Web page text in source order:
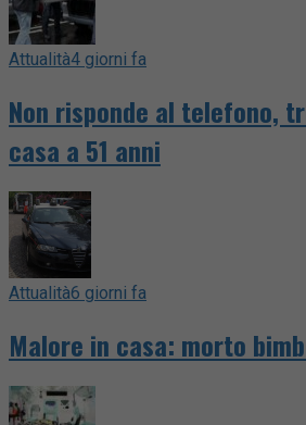
Attualità4 giorni fa
Non risponde al telefono,
casa a 51 anni
Attualità6 giorni fa
Malore in casa: morto